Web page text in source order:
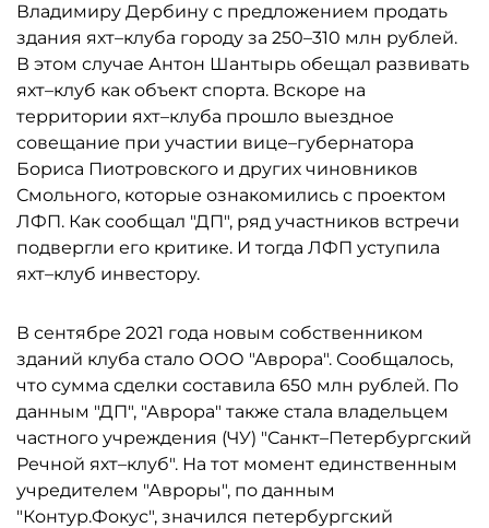
Владимиру Дербину с предложением продать
здания яхт–клуба городу за 250–310 млн рублей.
В этом случае Антон Шантырь обещал развивать
яхт–клуб как объект спорта. Вскоре на
территории яхт–клуба прошло выездное
совещание при участии вице–губернатора
Бориса Пиотровского и других чиновников
Смольного, которые ознакомились с проектом
ЛФП. Как сообщал "ДП", ряд участников встречи
подвергли его критике. И тогда ЛФП уступила
яхт–клуб инвестору.
В сентябре 2021 года новым собственником
зданий клуба стало ООО "Аврора". Сообщалось,
что сумма сделки составила 650 млн рублей. По
данным "ДП", "Аврора" также стала владельцем
частного учреждения (ЧУ) "Санкт–Петербургский
Речной яхт–клуб". На тот момент единственным
учредителем "Авроры", по данным
"Контур.Фокус", значился петербургский